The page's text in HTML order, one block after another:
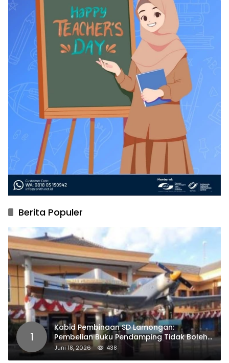
Berita Populer
1
Kabid Pembinaan SD Lamongan:
Pembelian Buku Pendamping Tidak Boleh
Dipaksakan
Juni 18, 2026 438